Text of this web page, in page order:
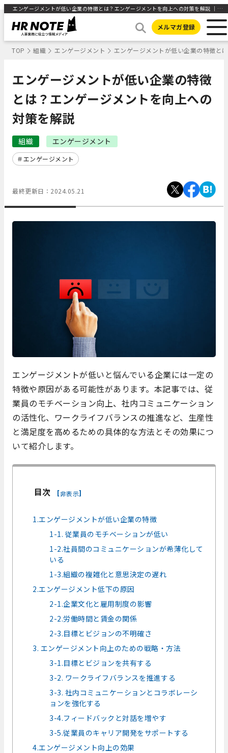
エンゲージメントが低い企業の特徴とは？エンゲージメントを向上への対策を解説 ｜HR NOTE
メルマガ登録
TOP 組織 エンゲージメント エンゲージメントが低い企業の特徴と
エンゲージメントが低い企業の特徴
とは？エンゲージメントを向上への
対策を解説
組織 エンゲージメント
エンゲージメント
最終更新日： 2024.05.21
エンゲージメントが低いと悩んでいる企業には一定の
特徴や原因がある可能性があります。本記事では、従
業員のモチベーション向上、社内コミュニケーション
の活性化、ワークライフバランスの推進など、生産性
と満足度を高めるための具体的な方法とその効果につ
いて紹介します。
目次 [非表示]
1.エンゲージメントが低い企業の特徴
1-1. 従業員のモチベーションが低い
1-2.社員間のコミュニケーションが希薄化して
いる
1-3.組織の複雑化と意思決定の遅れ
2.エンゲージメント低下の原因
2-1.企業文化と雇用制度の影響
2-2.労働時間と賃金の関係
2-3.目標とビジョンの不明確さ
3. エンゲージメント向上のための戦略・方法
3-1.目標とビジョンを共有する
3-2. ワークライフバランスを推進する
3-3. 社内コミュニケーションとコラボレーシ
ョンを強化する
3-4.フィードバックと対話を増やす
3-5.従業員のキャリア開発をサポートする
4.エンゲージメント向上の効果